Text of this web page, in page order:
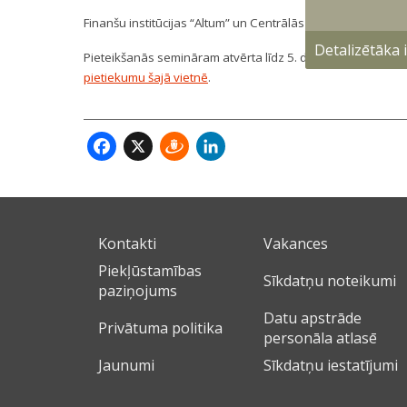
Finanšu institūcijas “Altum” un Centrālās finanšu un līgumu
Pieteikšanās semināram atvērta līdz 5. decembra
pietiekumu šajā vietnē.
Facebook
X Draugiem
Kontakti
Vakances
Piekļūstamības
paziņojums
Sīkdatņu noteikumi
Privātuma politika
Datu apstrāde
personāla atlasē
Jaunumi
Sīkdatņu iestatījumi
Detalizētāka